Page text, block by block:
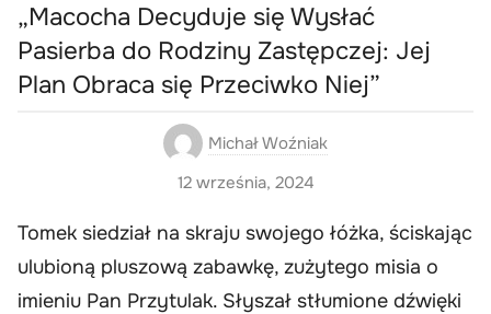
„Macocha Decyduje się Wysłać
Pasierba do Rodziny Zastępczej: Jej
Plan Obraca się Przeciwko Niej”
Michał Woźniak
12 września, 2024
Tomek siedział na skraju swojego łóżka, ściskając
ulubioną pluszową zabawkę, zużytego misia o
imieniu Pan Przytulak. Słyszał stłumione dźwięki